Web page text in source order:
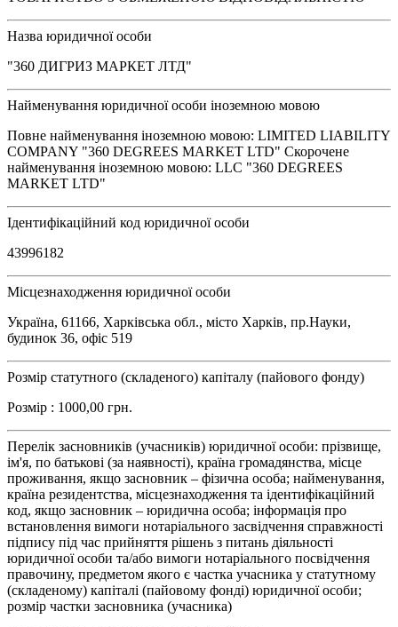
Назва юридичної особи
"360 ДИГРИЗ МАРКЕТ ЛТД"
Найменування юридичної особи іноземною мовою
Повне найменування іноземною мовою: LIMITED LIABILITY
COMPANY "360 DEGREES MARKET LTD" Скорочене
найменування іноземною мовою: LLC "360 DEGREES
MARKET LTD"
Ідентифікаційний код юридичної особи
43996182
Місцезнаходження юридичної особи
Україна, 61166, Харківська обл., місто Харків, пр.Науки,
будинок 36, офіс 519
Розмір статутного (складеного) капіталу (пайового фонду)
Розмір : 1000,00 грн.
Перелік засновників (учасників) юридичної особи: прізвище,
ім'я, по батькові (за наявності), країна громадянства, місце
проживання, якщо засновник – фізична особа; найменування,
країна резидентства, місцезнаходження та ідентифікаційний
код, якщо засновник – юридична особа; інформація про
встановлення вимоги нотаріального засвідчення справжності
підпису під час прийняття рішень з питань діяльності
юридичної особи та/або вимоги нотаріального посвідчення
правочину, предметом якого є частка учасника у статутному
(складеному) капіталі (пайовому фонді) юридичної особи;
розмір частки засновника (учасника)